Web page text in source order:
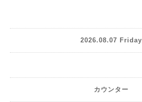
2026.08.07 Friday
カウンター